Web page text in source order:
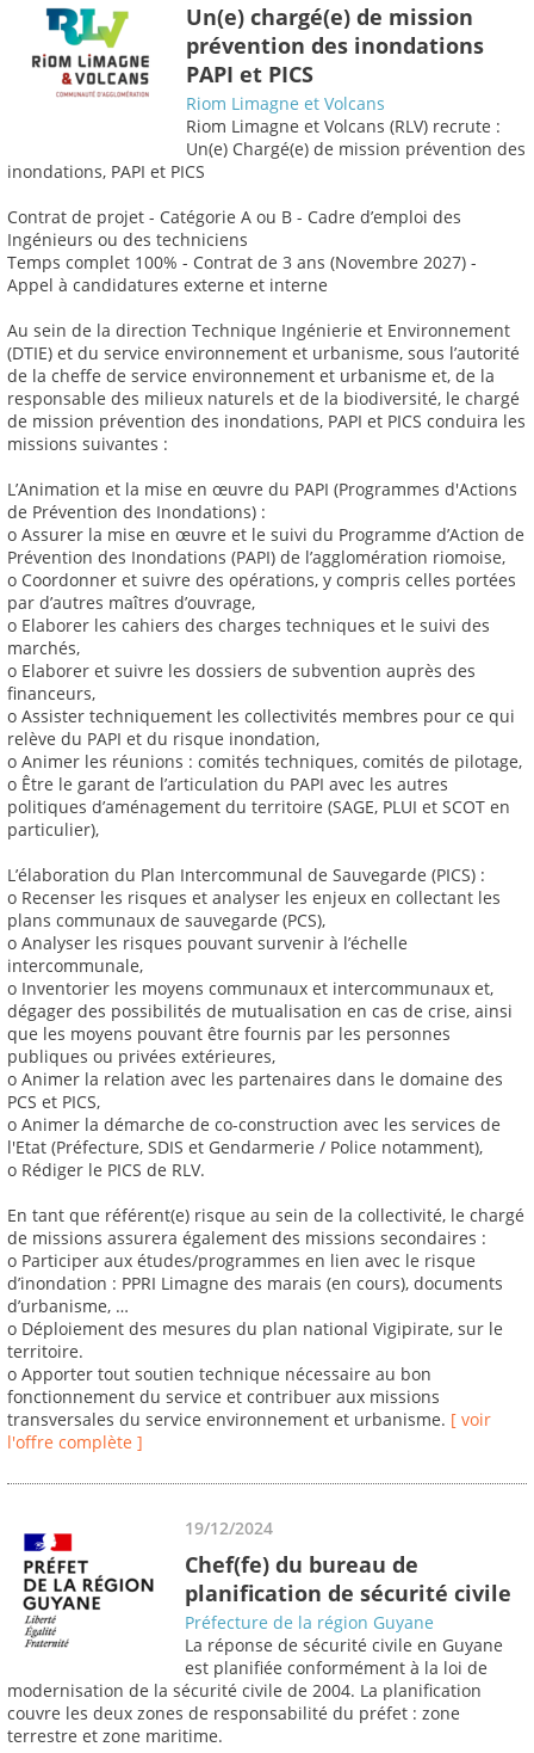
Un(e) chargé(e) de mission
prévention des inondations
PAPI et PICS
Riom Limagne et Volcans
Riom Limagne et Volcans (RLV) recrute :
Un(e) Chargé(e) de mission prévention des
inondations, PAPI et PICS
Contrat de projet - Catégorie A ou B - Cadre d’emploi des
Ingénieurs ou des techniciens
Temps complet 100% - Contrat de 3 ans (Novembre 2027) -
Appel à candidatures externe et interne
Au sein de la direction Technique Ingénierie et Environnement
(DTIE) et du service environnement et urbanisme, sous l’autorité
de la cheffe de service environnement et urbanisme et, de la
responsable des milieux naturels et de la biodiversité, le chargé
de mission prévention des inondations, PAPI et PICS conduira les
missions suivantes :
L’Animation et la mise en œuvre du PAPI (Programmes d'Actions
de Prévention des Inondations) :
o Assurer la mise en œuvre et le suivi du Programme d’Action de
Prévention des Inondations (PAPI) de l’agglomération riomoise,
o Coordonner et suivre des opérations, y compris celles portées
par d’autres maîtres d’ouvrage,
o Elaborer les cahiers des charges techniques et le suivi des
marchés,
o Elaborer et suivre les dossiers de subvention auprès des
financeurs,
o Assister techniquement les collectivités membres pour ce qui
relève du PAPI et du risque inondation,
o Animer les réunions : comités techniques, comités de pilotage,
o Être le garant de l’articulation du PAPI avec les autres
politiques d’aménagement du territoire (SAGE, PLUI et SCOT en
particulier),
L’élaboration du Plan Intercommunal de Sauvegarde (PICS) :
o Recenser les risques et analyser les enjeux en collectant les
plans communaux de sauvegarde (PCS),
o Analyser les risques pouvant survenir à l’échelle
intercommunale,
o Inventorier les moyens communaux et intercommunaux et,
dégager des possibilités de mutualisation en cas de crise, ainsi
que les moyens pouvant être fournis par les personnes
publiques ou privées extérieures,
o Animer la relation avec les partenaires dans le domaine des
PCS et PICS,
o Animer la démarche de co-construction avec les services de
l'Etat (Préfecture, SDIS et Gendarmerie / Police notamment),
o Rédiger le PICS de RLV.
En tant que référent(e) risque au sein de la collectivité, le chargé
de missions assurera également des missions secondaires :
o Participer aux études/programmes en lien avec le risque
d’inondation : PPRI Limagne des marais (en cours), documents
d’urbanisme, …
o Déploiement des mesures du plan national Vigipirate, sur le
territoire.
o Apporter tout soutien technique nécessaire au bon
fonctionnement du service et contribuer aux missions
transversales du service environnement et urbanisme. [ voir
l'offre complète ]
19/12/2024
Chef(fe) du bureau de
planification de sécurité civile
Préfecture de la région Guyane
La réponse de sécurité civile en Guyane
est planifiée conformément à la loi de
modernisation de la sécurité civile de 2004. La planification
couvre les deux zones de responsabilité du préfet : zone
terrestre et zone maritime.